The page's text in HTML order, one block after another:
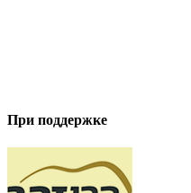
При поддержке